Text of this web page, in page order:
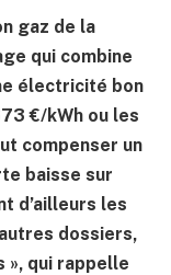
gaz de la
qui combine
électricité bon
€/kWh ou les
compenser un
baisse sur
d’ailleurs les
dossiers,
», qui rappelle